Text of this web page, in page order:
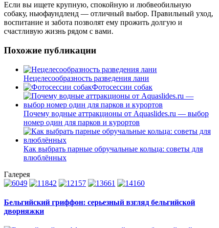
Если вы ищете крупную, спокойную и любвеобильную
собаку, ньюфаундленд — отличный выбор. Правильный уход,
воспитание и забота позволят ему прожить долгую и
счастливую жизнь рядом с вами.
Похожие публикации
Нецелесообразность разведения лани
Фотосессии собак
Почему водные аттракционы от Aquaslides.ru — выбор
номер один для парков и курортов
Как выбрать парные обручальные кольца: советы для
влюблённых
Галерея
Бельгийский гриффон: серьезный взгляд бельгийской
дворняжки